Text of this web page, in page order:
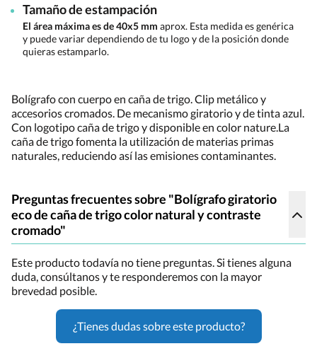
Tamaño de estampación
El área máxima es de 40x5 mm aprox. Esta medida es genérica
y puede variar dependiendo de tu logo y de la posición donde
quieras estamparlo.
Bolígrafo con cuerpo en caña de trigo. Clip metálico y
accesorios cromados. De mecanismo giratorio y de tinta azul.
Con logotipo caña de trigo y disponible en color nature.La
caña de trigo fomenta la utilización de materias primas
naturales, reduciendo así las emisiones contaminantes.
Preguntas frecuentes sobre "Bolígrafo giratorio
eco de caña de trigo color natural y contraste
cromado"
Este producto todavía no tiene preguntas. Si tienes alguna
duda, consúltanos y te responderemos con la mayor
brevedad posible.
¿Tienes dudas sobre este producto?